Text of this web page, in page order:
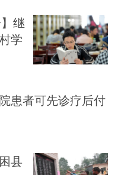
继
学
患者可先诊疗后付
县